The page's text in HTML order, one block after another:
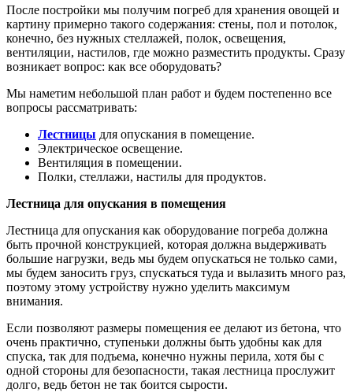
После постройки мы получим погреб для хранения овощей и
картину примерно такого содержания: стены, пол и потолок,
конечно, без нужных стеллажей, полок, освещения,
вентиляции, настилов, где можно разместить продукты. Сразу
возникает вопрос: как все оборудовать?
Мы наметим небольшой план работ и будем постепенно все
вопросы рассматривать:
Лестницы для опускания в помещение.
Электрическое освещение.
Вентиляция в помещении.
Полки, стеллажи, настилы для продуктов.
Лестница для опускания в помещения
Лестница для опускания как оборудование погреба должна
быть прочной конструкцией, которая должна выдерживать
большие нагрузки, ведь мы будем опускаться не только сами,
мы будем заносить груз, спускаться туда и вылазить много раз,
поэтому этому устройству нужно уделить максимум
внимания.
Если позволяют размеры помещения ее делают из бетона, что
очень практично, ступеньки должны быть удобны как для
спуска, так для подъема, конечно нужны перила, хотя бы с
одной стороны для безопасности, такая лестница прослужит
долго, ведь бетон не так боится сырости.